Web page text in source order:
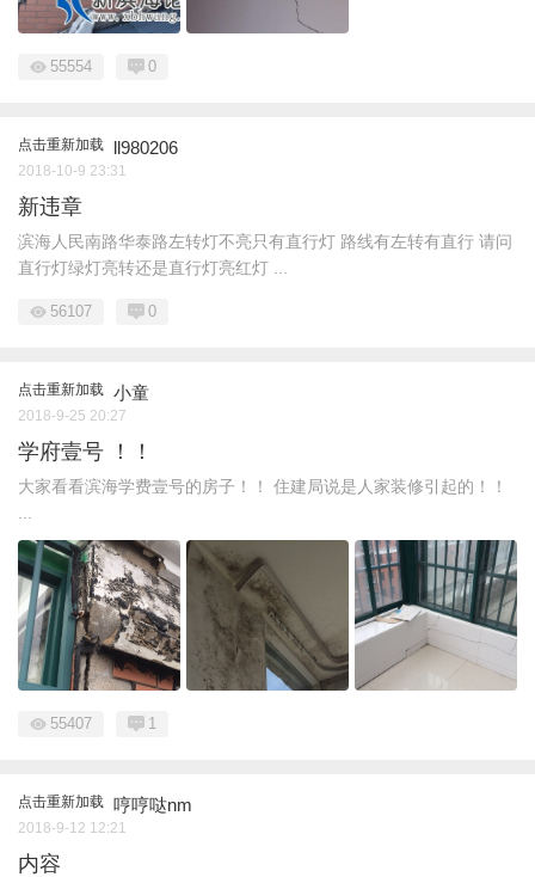
55554 0
点击重新加载 ll980206
2018-10-9 23:31
新违章
滨海人民南路华泰路左转灯不亮只有直行灯 路线有左转有直行 请问
直行灯绿灯亮转还是直行灯亮红灯 ...
56107 0
点击重新加载 小童
2018-9-25 20:27
学府壹号 ！！
大家看看滨海学费壹号的房子！！ 住建局说是人家装修引起的！！
55407 1
点击重新加载 哼哼哒nm
2018-9-12 12:21
内容